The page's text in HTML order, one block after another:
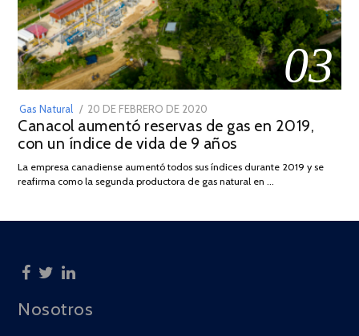
03
Gas Natural
POSTED
ON
20 DE FEBRERO DE 2020
DE
JULIO
2025
Canacol aumentó reservas de gas en 2019,
con un índice de vida de 9 años
La empresa canadiense aumentó todos sus índices durante 2019 y se
reafirma como la segunda productora de gas natural en …
Nosotros